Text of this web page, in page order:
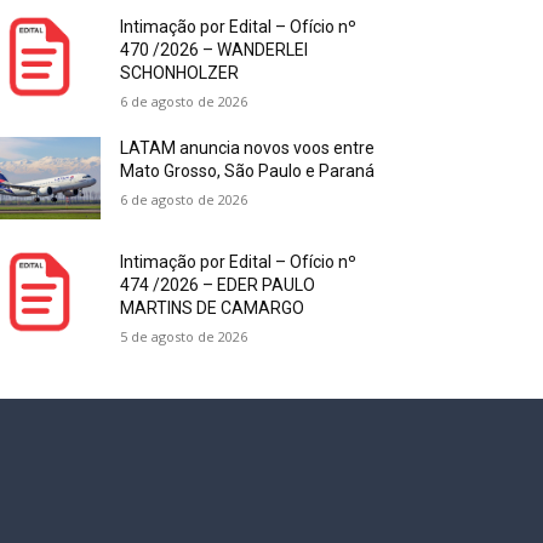
Intimação por Edital – Ofício nº
470 /2026 – WANDERLEI
SCHONHOLZER
6 de agosto de 2026
LATAM anuncia novos voos entre
Mato Grosso, São Paulo e Paraná
6 de agosto de 2026
Intimação por Edital – Ofício nº
474 /2026 – EDER PAULO
MARTINS DE CAMARGO
5 de agosto de 2026